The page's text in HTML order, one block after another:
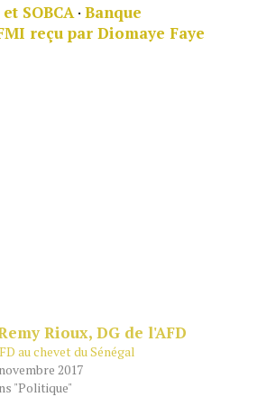
SOBCA· Banque
reçu par Diomaye Faye
au chevet du Sénégal
2017
"Politique"